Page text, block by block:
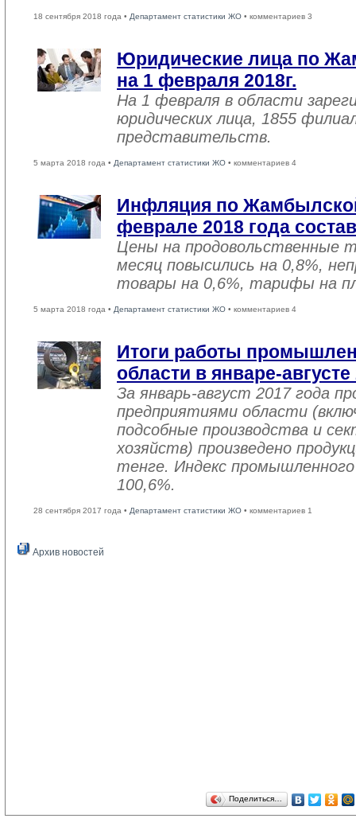
18 сентября 2018 года • Департамент статистики ЖО • комментариев 3
Юридические лица по
на 1 февраля 2018г.
На 1 февраля в области
юридических лица, 1855
представительств.
5 марта 2018 года • Департамент статистики ЖО • комментариев 4
Инфляция по
феврале 2018 года
Цены на продовольственные
месяц повысились на 0,8%,
товары на 0,6%, тарифы на
5 марта 2018 года • Департамент статистики ЖО • комментариев 4
Итоги работы
области в январе-августе
За январь-август 2017 года
предприятиями области
подсобные производства и
хозяйств) произведено
тенге. Индекс
100,6%.
28 сентября 2017 года • Департамент статистики ЖО • комментариев 1
Архив новостей
Поделиться…